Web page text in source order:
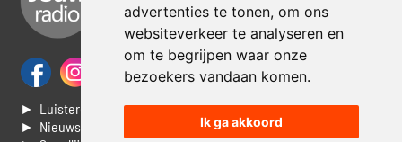
advertenties te tonen, om ons
websiteverkeer te analyseren en
om te begrijpen waar onze
bezoekers vandaan komen.
Ik ga akkoord
► Luisteren naar Jouwradio
► Nieuws